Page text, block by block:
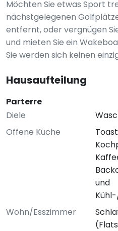
Möchten Sie etwas Sport
nächstgelegenen
entfernt, oder vergnügen
und mieten Sie ein
Sie werden sich keinen
Hausaufteilung
Parterre
Diele
Offene Küche
und
Wohn/Esszimmer